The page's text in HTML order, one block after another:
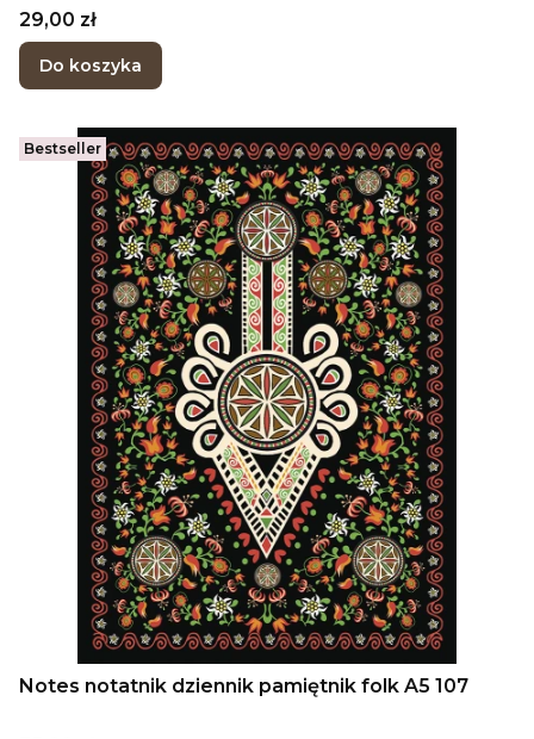
Cena
29,00 zł
Do koszyka
Bestseller
Notes notatnik dziennik pamiętnik folk A5 107